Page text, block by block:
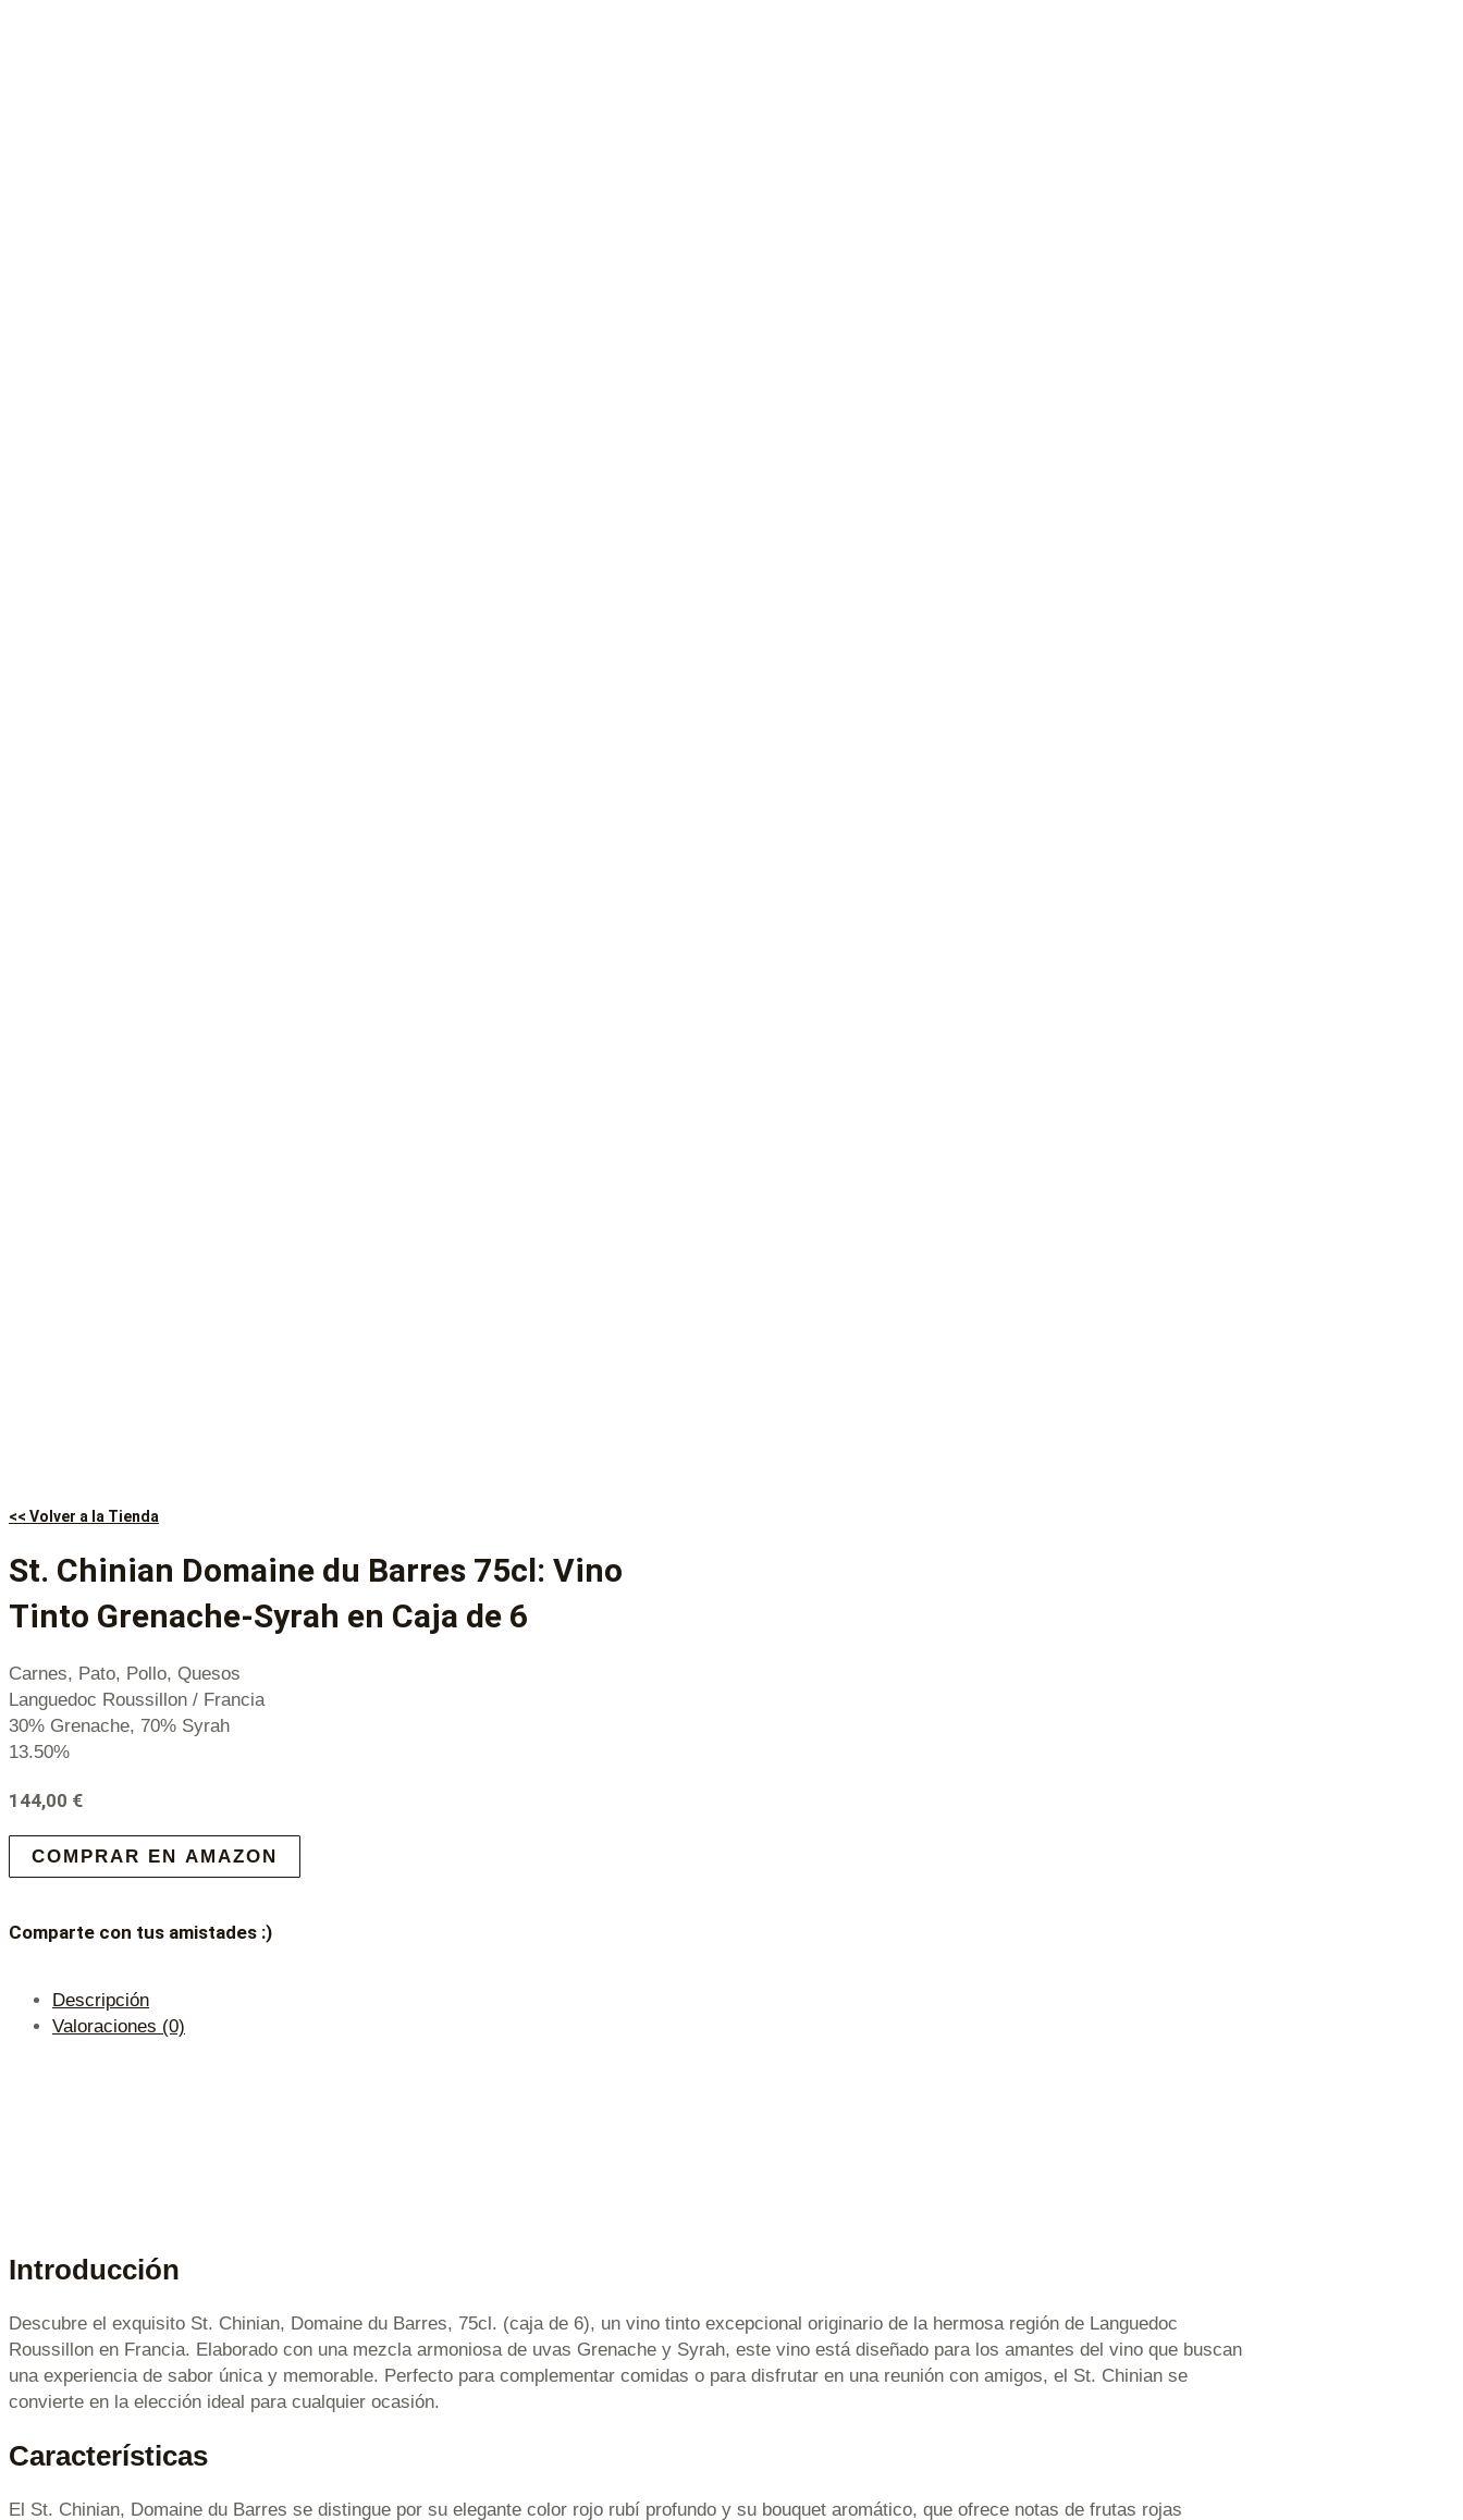
<< Volver a la Tienda
St. Chinian Domaine du Barres 75cl: Vino
Tinto Grenache-Syrah en Caja de 6
Carnes, Pato, Pollo, Quesos
Languedoc Roussillon / Francia
30% Grenache, 70% Syrah
13.50%
144,00 €
COMPRAR EN AMAZON
Comparte con tus amistades :)
Descripción
Valoraciones (0)
Introducción
Descubre el exquisito St. Chinian, Domaine du Barres, 75cl. (caja de 6), un vino tinto excepcional originario de la hermosa región de Languedoc
Roussillon en Francia. Elaborado con una mezcla armoniosa de uvas Grenache y Syrah, este vino está diseñado para los amantes del vino que buscan
una experiencia de sabor única y memorable. Perfecto para complementar comidas o para disfrutar en una reunión con amigos, el St. Chinian se
convierte en la elección ideal para cualquier ocasión.
Características
El St. Chinian, Domaine du Barres se distingue por su elegante color rojo rubí profundo y su bouquet aromático, que ofrece notas de frutas rojas